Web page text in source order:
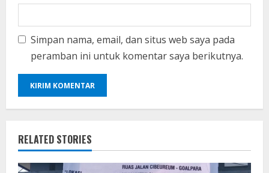
Simpan nama, email, dan situs web saya pada
peramban ini untuk komentar saya berikutnya.
RELATED STORIES